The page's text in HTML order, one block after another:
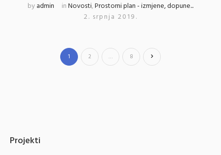
byadmin inNovosti,Prostorni plan - izmjene, dopune...
2. srpnja 2019.
1 2 … 8
Projekti